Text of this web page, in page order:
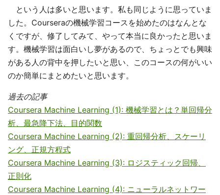
という人は多いと思います。私も同じように思っていま
した。Courseraの機械学習コースを始めたのはなんとな
くですが、修了してみて、やって本当に良かったと思いま
す。機械学習は面白いし夢があるので、ちょっとでも興味
がある人の背中を押したいと思い、このコースの何がいい
のか簡単にまとめたいと思います。
過去の記事
Coursera Machine Learning (1): 機械学習とは？単回帰分
析、最急降下法、目的関数
Coursera Machine Learning (2): 重回帰分析、スケーリ
ング、正規方程式
Coursera Machine Learning (3): ロジスティック回帰、
正則化
Coursera Machine Learning (4): ニューラルネットワー